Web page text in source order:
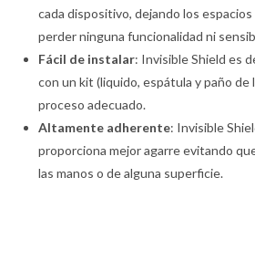
cada dispositivo, dejando los
perder ninguna funcionalidad ni
Fácil de instalar: Invisible Shield es
con un kit (liquido, espátula y paño de
proceso adecuado.
Altamente adherente: Invisible
proporciona mejor agarre evitando
las manos o de alguna superficie.